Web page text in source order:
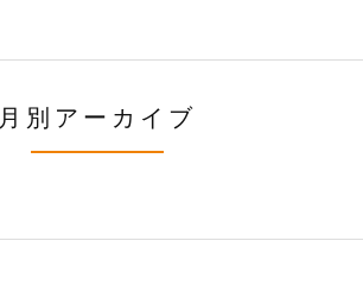
月別アーカイブ